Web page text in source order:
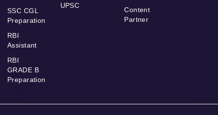
SSC CGL
Preparation
RBI
Assistant
RBI
GRADE B
Preparation
UPSC
Content
Partner